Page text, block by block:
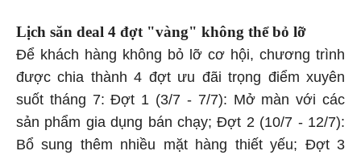
Lịch săn deal 4 đợt "vàng" không thể bỏ lỡ
Để khách hàng không bỏ lỡ cơ hội, chương trình
được chia thành 4 đợt ưu đãi trọng điểm xuyên
suốt tháng 7: Đợt 1 (3/7 - 7/7): Mở màn với các
sản phẩm gia dụng bán chạy; Đợt 2 (10/7 - 12/7):
Bổ sung thêm nhiều mặt hàng thiết yếu; Đợt 3